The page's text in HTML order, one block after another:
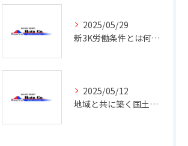
2025/05/29
新3K労働条件とは何か 働きやすさと未来を考える
2025/05/12
地域と共に築く国土強靭化の未来 ─ その重要性と実践への第一歩